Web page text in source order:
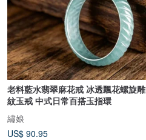
老料藍水翡翠麻花戒 冰透飄花螺旋雕
紋玉戒 中式日常百搭玉指環
繡娘
US$ 90.95